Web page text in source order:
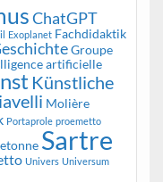
ChatGPT
Exoplanet Fachdidaktik
Groupe
artificielle
Künstliche
Molière
Portaprole proemetto
Sartre
Univers Universum